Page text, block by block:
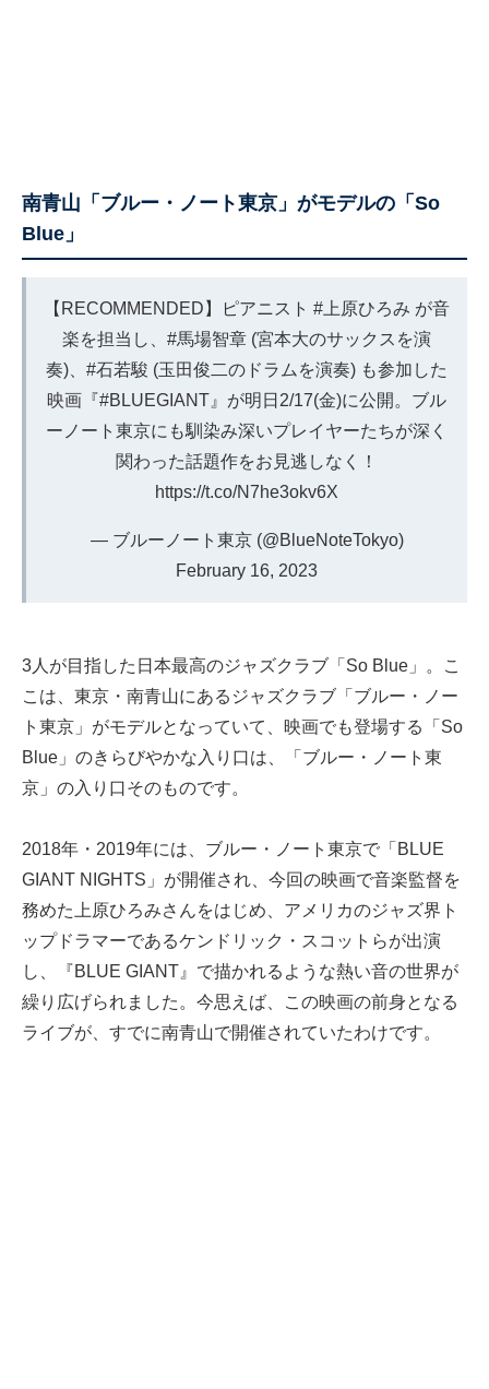
南青山「ブルー・ノート東京」がモデルの「So
Blue」
【RECOMMENDED】ピアニスト #上原ひろみ が音
楽を担当し、 #馬場智章 (宮本大のサックスを演
奏)、 #石若駿 (玉田俊二のドラムを演奏) も参加した
映画『#BLUEGIANT 』が明日2/17(金)に公開。ブル
ーノート東京にも馴染み深いプレイヤーたちが深く
関わった話題作をお見逃しなく！
https://t.co/N7he3okv6X
— ブルーノート東京 (@BlueNoteTokyo)
February 16, 2023
3人が目指した日本最高のジャズクラブ「So Blue」。こ
こは、東京・南青山にあるジャズクラブ「ブルー・ノー
ト東京」がモデルとなっていて、映画でも登場する「So
Blue」のきらびやかな入り口は、「ブルー・ノート東
京」の入り口そのものです。
2018年・2019年には、ブルー・ノート東京で「BLUE
GIANT NIGHTS」が開催され、今回の映画で音楽監督を
務めた上原ひろみさんをはじめ、アメリカのジャズ界ト
ップドラマーであるケンドリック・スコットらが出演
し、『BLUE GIANT』で描かれるような熱い音の世界が
繰り広げられました。今思えば、この映画の前身となる
ライブが、すでに南青山で開催されていたわけです。